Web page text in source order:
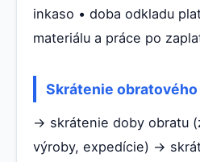
inkaso • doba odkladu
materiálu a práce po
Skrátenie
→ skrátenie doby obratu
výroby, expedície) →